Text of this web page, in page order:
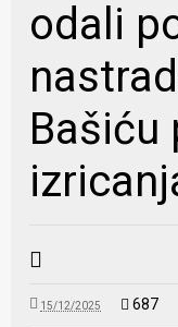
odali
Bašiću
15/12/2025 687